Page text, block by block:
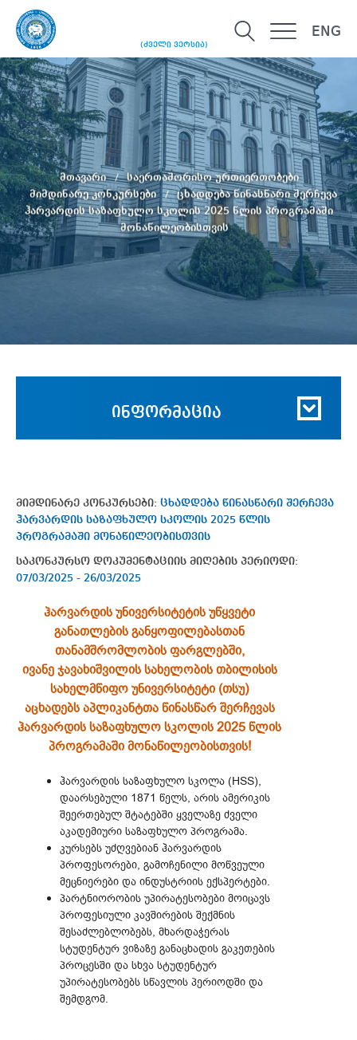
(ძველი ვერსია)
ENG
მთავარი
საერთაშორისო ურთიერთობები
მიმდინარე კონკურსები
ცხადდება წინასწარი შერჩევა
ჰარვარდის საზაფხულო სკოლის 2025 წლის პროგრამაში
მონაწილეობისთვის
ინფორმაცია
მიმდინარე კონკურსები: ცხადდება წინასწარი შერჩევა
ჰარვარდის საზაფხულო სკოლის 2025 წლის
პროგრამაში მონაწილეობისთვის
საკონკურსო დოკუმენტაციის მიღების პერიოდი:
07/03/2025 - 26/03/2025
ჰარვარდის უნივერსიტეტის უწყვეტი
განათლების განყოფილებასთან
თანამშრომლობის ფარგლებში,
ივანე ჯავახიშვილის სახელობის თბილისის
სახელმწიფო უნივერსიტეტი (თსუ)
აცხადებს აპლიკანტთა წინასწარ შერჩევას
ჰარვარდის საზაფხულო სკოლის 2025 წლის
პროგრამაში მონაწილეობისთვის!
ჰარვარდის საზაფხულო სკოლა (HSS),
დაარსებული 1871 წელს, არის ამერიკის
შეერთებულ შტატებში ყველაზე ძველი
აკადემიური საზაფხულო პროგრამა.
კურსებს უძღვებიან ჰარვარდის
პროფესორები, გამოჩენილი მოწვეული
მეცნიერები და ინდუსტრიის ექსპერტები.
პარტნიორობის უპირატესობები მოიცავს
პროფესიული კავშირების შექმნის
შესაძლებლობებს, მხარდაჭერას
სტუდენტურ ვიზაზე განაცხადის გაკეთების
პროცესში და სხვა სტუდენტურ
უპირატესობებს სწავლის პერიოდში და
შემდგომ.